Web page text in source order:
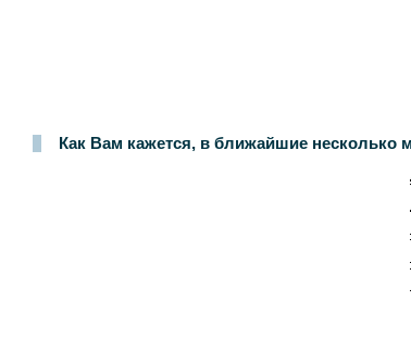
Как Вам кажется, в ближайшие несколько